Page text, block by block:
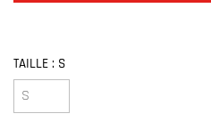
TAILLE : S